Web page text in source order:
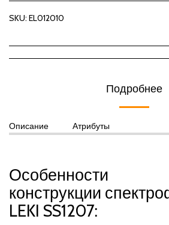
SKU: EL012010
Подробнее
Описание Атрибуты
Особенности
конструкции
LEKI SS1207: